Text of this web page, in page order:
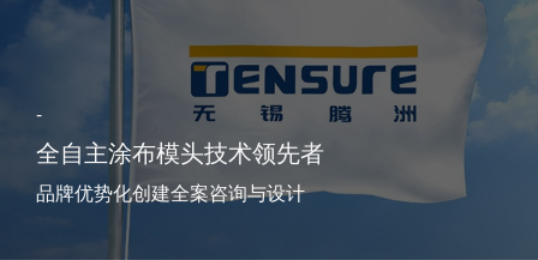
-
全自主涂布模头技术领先者
品牌优势化创建全案咨询与设计